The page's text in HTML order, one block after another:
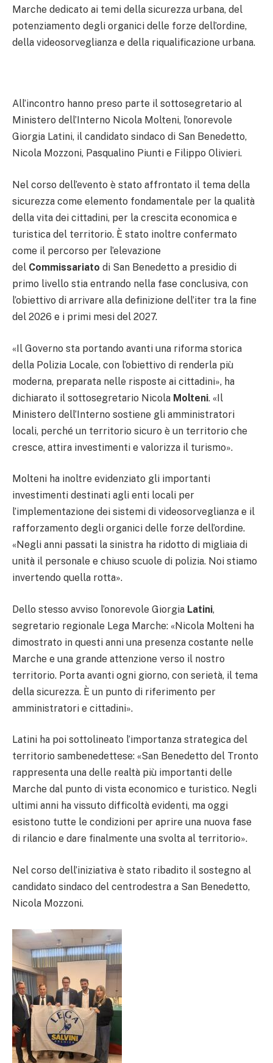
Marche dedicato ai temi della sicurezza urbana, del
potenziamento degli organici delle forze dell’ordine,
della videosorveglianza e della riqualificazione urbana.
All’incontro hanno preso parte il sottosegretario al
Ministero dell’Interno Nicola Molteni, l’onorevole
Giorgia Latini, il candidato sindaco di San Benedetto,
Nicola Mozzoni, Pasqualino Piunti e Filippo Olivieri.
Nel corso dell’evento è stato affrontato il tema della
sicurezza come elemento fondamentale per la qualità
della vita dei cittadini, per la crescita economica e
turistica del territorio. È stato inoltre confermato
come il percorso per l’elevazione
del Commissariato di San Benedetto a presidio di
primo livello stia entrando nella fase conclusiva, con
l’obiettivo di arrivare alla definizione dell’iter tra la fine
del 2026 e i primi mesi del 2027.
«Il Governo sta portando avanti una riforma storica
della Polizia Locale, con l’obiettivo di renderla più
moderna, preparata nelle risposte ai cittadini», ha
dichiarato il sottosegretario Nicola Molteni. «Il
Ministero dell’Interno sostiene gli amministratori
locali, perché un territorio sicuro è un territorio che
cresce, attira investimenti e valorizza il turismo».
Molteni ha inoltre evidenziato gli importanti
investimenti destinati agli enti locali per
l’implementazione dei sistemi di videosorveglianza e il
rafforzamento degli organici delle forze dell’ordine.
«Negli anni passati la sinistra ha ridotto di migliaia di
unità il personale e chiuso scuole di polizia. Noi stiamo
invertendo quella rotta».
Dello stesso avviso l’onorevole Giorgia Latini,
segretario regionale Lega Marche: «Nicola Molteni ha
dimostrato in questi anni una presenza costante nelle
Marche e una grande attenzione verso il nostro
territorio. Porta avanti ogni giorno, con serietà, il tema
della sicurezza. È un punto di riferimento per
amministratori e cittadini».
Latini ha poi sottolineato l’importanza strategica del
territorio sambenedettese: «San Benedetto del Tronto
rappresenta una delle realtà più importanti delle
Marche dal punto di vista economico e turistico. Negli
ultimi anni ha vissuto difficoltà evidenti, ma oggi
esistono tutte le condizioni per aprire una nuova fase
di rilancio e dare finalmente una svolta al territorio».
Nel corso dell’iniziativa è stato ribadito il sostegno al
candidato sindaco del centrodestra a San Benedetto,
Nicola Mozzoni.